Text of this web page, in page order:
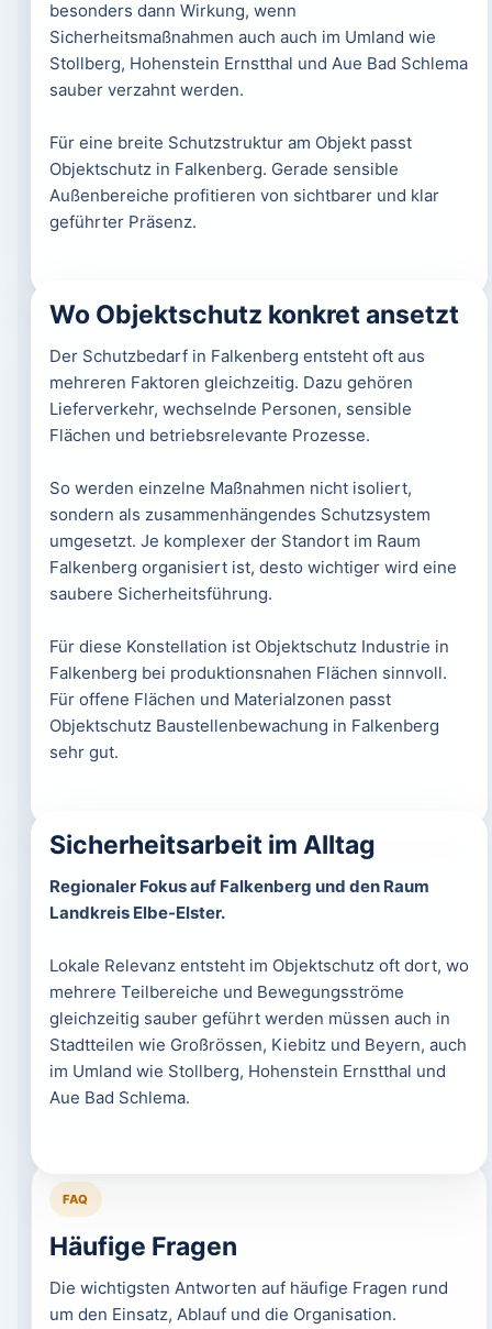
besonders dann Wirkung, wenn
Sicherheitsmaßnahmen auch auch im Umland wie
Stollberg, Hohenstein Ernstthal und Aue Bad Schlema
sauber verzahnt werden.
Für eine breite Schutzstruktur am Objekt passt
Objektschutz in Falkenberg. Gerade sensible
Außenbereiche profitieren von sichtbarer und klar
geführter Präsenz.
Wo Objektschutz konkret ansetzt
Der Schutzbedarf in Falkenberg entsteht oft aus
mehreren Faktoren gleichzeitig. Dazu gehören
Lieferverkehr, wechselnde Personen, sensible
Flächen und betriebsrelevante Prozesse.
So werden einzelne Maßnahmen nicht isoliert,
sondern als zusammenhängendes Schutzsystem
umgesetzt. Je komplexer der Standort im Raum
Falkenberg organisiert ist, desto wichtiger wird eine
saubere Sicherheitsführung.
Für diese Konstellation ist Objektschutz Industrie in
Falkenberg bei produktionsnahen Flächen sinnvoll.
Für offene Flächen und Materialzonen passt
Objektschutz Baustellenbewachung in Falkenberg
sehr gut.
Sicherheitsarbeit im Alltag
Regionaler Fokus auf Falkenberg und den Raum
Landkreis Elbe-Elster.
Lokale Relevanz entsteht im Objektschutz oft dort, wo
mehrere Teilbereiche und Bewegungsströme
gleichzeitig sauber geführt werden müssen auch in
Stadtteilen wie Großrössen, Kiebitz und Beyern, auch
im Umland wie Stollberg, Hohenstein Ernstthal und
Aue Bad Schlema.
FAQ
Häufige Fragen
Die wichtigsten Antworten auf häufige Fragen rund
um den Einsatz, Ablauf und die Organisation.